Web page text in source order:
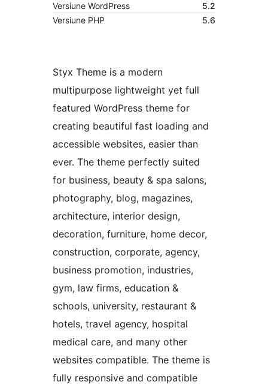
Versiune WordPress
5.2
Versiune PHP
5.6
Styx Theme is a modern
multipurpose lightweight yet full
featured WordPress theme for
creating beautiful fast loading and
accessible websites, easier than
ever. The theme perfectly suited
for business, beauty & spa salons,
photography, blog, magazines,
architecture, interior design,
decoration, furniture, home decor,
construction, corporate, agency,
business promotion, industries,
gym, law firms, education &
schools, university, restaurant &
hotels, travel agency, hospital
medical care, and many other
websites compatible. The theme is
fully responsive and compatible